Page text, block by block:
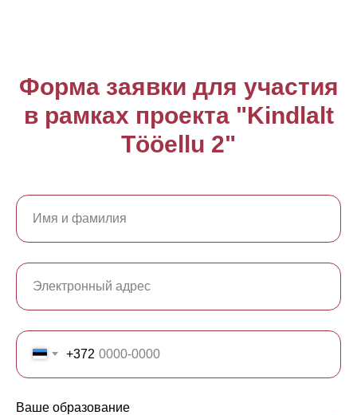
Форма заявки для участия
в рамках проекта "Kindlalt
Tööellu 2"
+372
Ваше образование